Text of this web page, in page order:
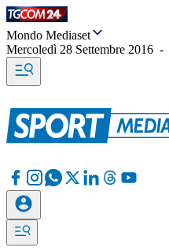
Mondo Mediaset
Mercoledì 28 Settembre 2016 -